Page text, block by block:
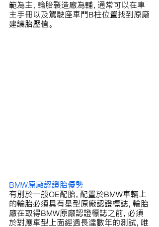
範為主，輪胎製造廠為輔，通常可以在車
主手冊以及駕駛座車門B柱位置找到原廠
建議胎壓值。
BMW原廠認證胎優勢
有別於一般OE配胎，配置於BMW車輛上
的輪胎必須具有星型原廠認證標誌，輪胎
廠在取得BMW原廠認證標誌之前，必須
於對應車型上面經過長達數年的測試，唯